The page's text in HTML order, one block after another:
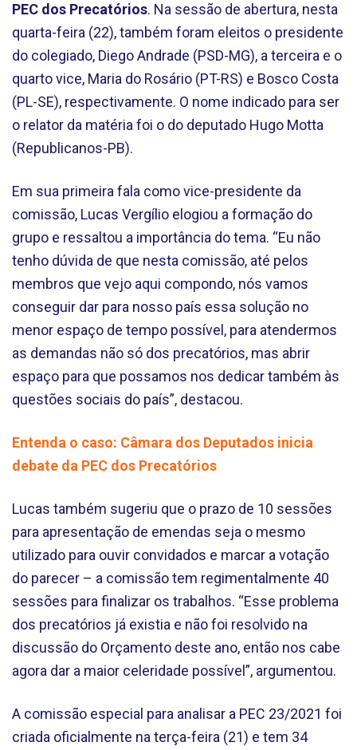
PEC dos Precatórios. Na sessão de abertura, nesta
quarta-feira (22), também foram eleitos o presidente
do colegiado, Diego Andrade (PSD-MG), a terceira e o
quarto vice, Maria do Rosário (PT-RS) e Bosco Costa
(PL-SE), respectivamente. O nome indicado para ser
o relator da matéria foi o do deputado Hugo Motta
(Republicanos-PB).
Em sua primeira fala como vice-presidente da
comissão, Lucas Vergílio elogiou a formação do
grupo e ressaltou a importância do tema. “Eu não
tenho dúvida de que nesta comissão, até pelos
membros que vejo aqui compondo, nós vamos
conseguir dar para nosso país essa solução no
menor espaço de tempo possível, para atendermos
as demandas não só dos precatórios, mas abrir
espaço para que possamos nos dedicar também às
questões sociais do país”, destacou.
Entenda o caso: Câmara dos Deputados inicia
debate da PEC dos Precatórios
Lucas também sugeriu que o prazo de 10 sessões
para apresentação de emendas seja o mesmo
utilizado para ouvir convidados e marcar a votação
do parecer – a comissão tem regimentalmente 40
sessões para finalizar os trabalhos. “Esse problema
dos precatórios já existia e não foi resolvido na
discussão do Orçamento deste ano, então nos cabe
agora dar a maior celeridade possível”, argumentou.
A comissão especial para analisar a PEC 23/2021 foi
criada oficialmente na terça-feira (21) e tem 34